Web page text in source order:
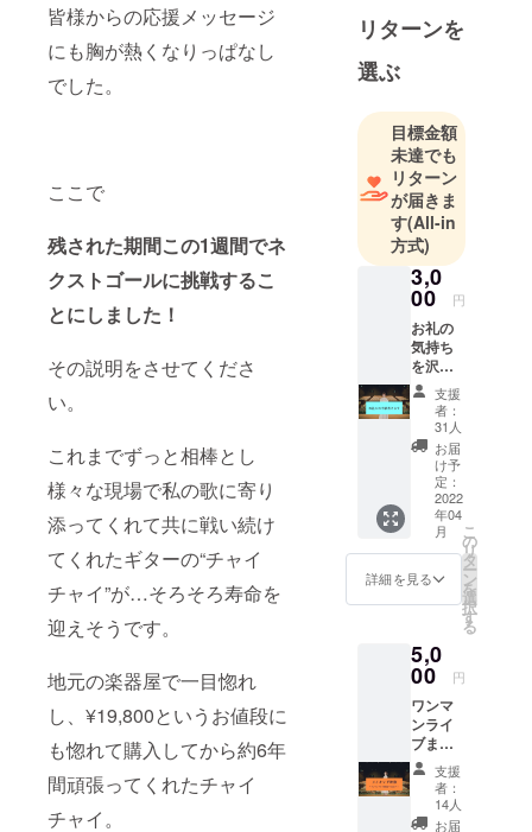
皆様からの応援メッセージ
にも胸が熱くなりっぱなし
でした。
ここで
残された期間この1週間でネ
クストゴールに挑戦するこ
とにしました！
その説明をさせてくださ
い。
これまでずっと相棒とし
様々な現場で私の歌に寄り
添ってくれて共に戦い続け
てくれたギターの“チャイ
チャイ”が…そろそろ寿命を
迎えそうです。
地元の楽器屋で一目惚れ
し、¥19,800というお値段に
も惚れて購入してから約6年
間頑張ってくれたチャイ
チャイ。
から地元 “大
トリートを
始め、今は
大阪を拠点
にライブハ
ウスでも活
動中！
今年春に上
京決定！
リターンを
選ぶ
目標金額
未達でも
リターン
が届きま
す(All-in
方式)
3,0
00 円
お礼の
気持ち
を沢山
込めて
お手紙
書きま
す！ 中
身の宛
名希望
の名前
(ニック
ネーム)
あれば
備考欄
にご記
入願い
お届け
方法▶︎
キャン
プファ
イヤー
に登録
頂いた
住所へ
定形郵
便にて
支援
者：
31人
お届
け予
定：
2022
年04
月
詳細を見る
こ
の
リ
タ
ー
ン
を
選
択
す
る
5,0
00 円
ワンマ
ンライ
ブまで
の作業
の様子
や当日
のリ
支援
者：
14人
お届